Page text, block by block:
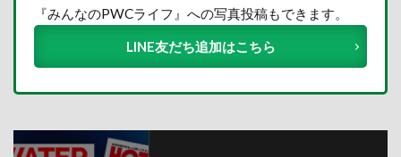
『みんなのPWCライフ』への写真投稿もできます。
LINE友だち追加はこちら